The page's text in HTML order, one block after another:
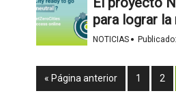
para lograr
NOTICIAS · Publicado:
« Página anterior 1 2